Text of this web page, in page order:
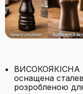
ВИСОКОЯКІСНА
оснащена
розробленою